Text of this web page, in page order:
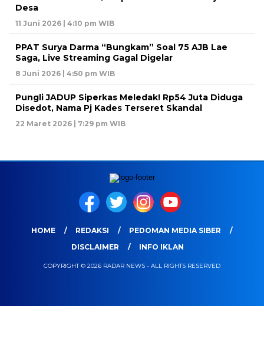
Desa
11 Juni 2026 | 4:10 pm WIB
PPAT Surya Darma “Bungkam” Soal 75 AJB Lae
Saga, Live Streaming Gagal Digelar
8 Juni 2026 | 4:50 pm WIB
Pungli JADUP Siperkas Meledak! Rp54 Juta Diduga
Disedot, Nama Pj Kades Terseret Skandal
22 Maret 2026 | 7:29 pm WIB
HOME REDAKSI
PEDOMAN MEDIA SIBER
DISCLAIMER
INFO IKLAN
COPYRIGHT © 2026 RADAR NEWS - ALL RIGHTS RESERVED